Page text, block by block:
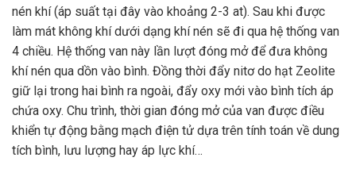
nén khí (áp suất tại đây vào khoảng 2-3 at). Sau khi được
làm mát không khí dưới dạng khí nén sẽ đi qua hệ thống van
4 chiều. Hệ thống van này lần lượt đóng mở để đưa không
khí nén qua dồn vào bình. Đồng thời đẩy nitơ do hạt Zeolite
giữ lại trong hai bình ra ngoài, đẩy oxy mới vào bình tích áp
chứa oxy. Chu trình, thời gian đóng mở của van được điều
khiển tự động bằng mạch điện tử dựa trên tính toán về dung
tích bình, lưu lượng hay áp lực khí…